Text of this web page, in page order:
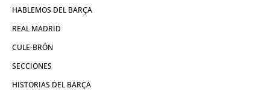
HABLEMOS DEL BARÇA
REAL MADRID
CULE-BRÓN
SECCIONES
HISTORIAS DEL BARÇA